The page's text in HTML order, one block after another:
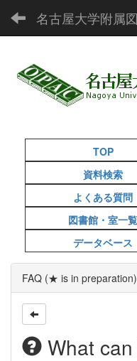
TOP
資料検索
よくある質問
図書館・室一覧
データベース
FAQ (★ is in preparation)
What